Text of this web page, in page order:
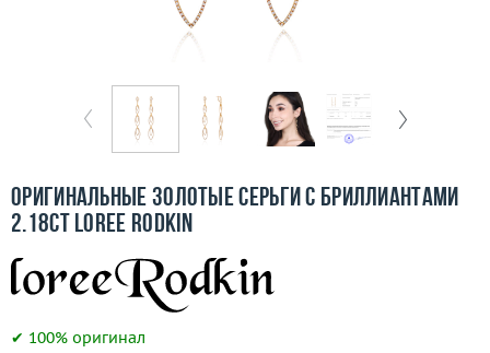
Бесплатная доставка
О компании
Контакты
3D-тур по шоуруму
Оригинальные золотые серьги с бриллиантами
2.18ct Loree Rodkin
✔ 100% оригинал